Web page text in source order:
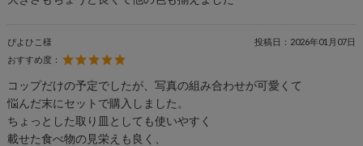
ぴよひこ様 投稿日： 2026年01月07日
おすすめ度：
コップだけの予定でしたが、写真の組み合わせが可愛くて
悩んだ末にセットで購入しました。
ちょっとした取り皿としても使いやすく
載せた食べ物の見栄えも良く、